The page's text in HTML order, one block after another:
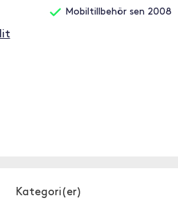
Mobiltillbehör sen 2008
Kategori(er)